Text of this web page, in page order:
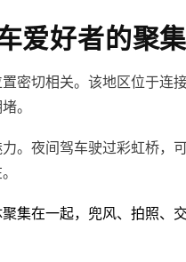
爱好者的聚
密切相关。该地区位于连
。
。夜间驾车驶过彩虹桥，
集在一起，兜风、拍照、